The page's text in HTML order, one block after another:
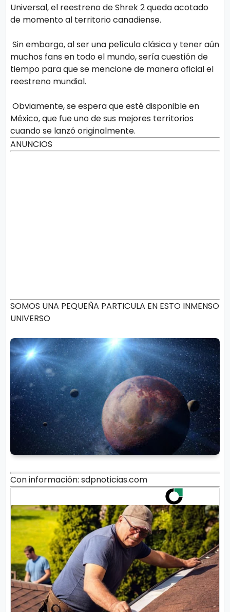
Universal, el reestreno de Shrek 2 queda acotado
de momento al territorio canadiense.
Sin embargo, al ser una película clásica y tener aún
muchos fans en todo el mundo, sería cuestión de
tiempo para que se mencione de manera oficial el
reestreno mundial.
Obviamente, se espera que esté disponible en
México, que fue uno de sus mejores territorios
cuando se lanzó originalmente.
ANUNCIOS
SOMOS UNA PEQUEÑA PARTICULA EN ESTO INMENSO
UNIVERSO
Con información: sdpnoticias.com